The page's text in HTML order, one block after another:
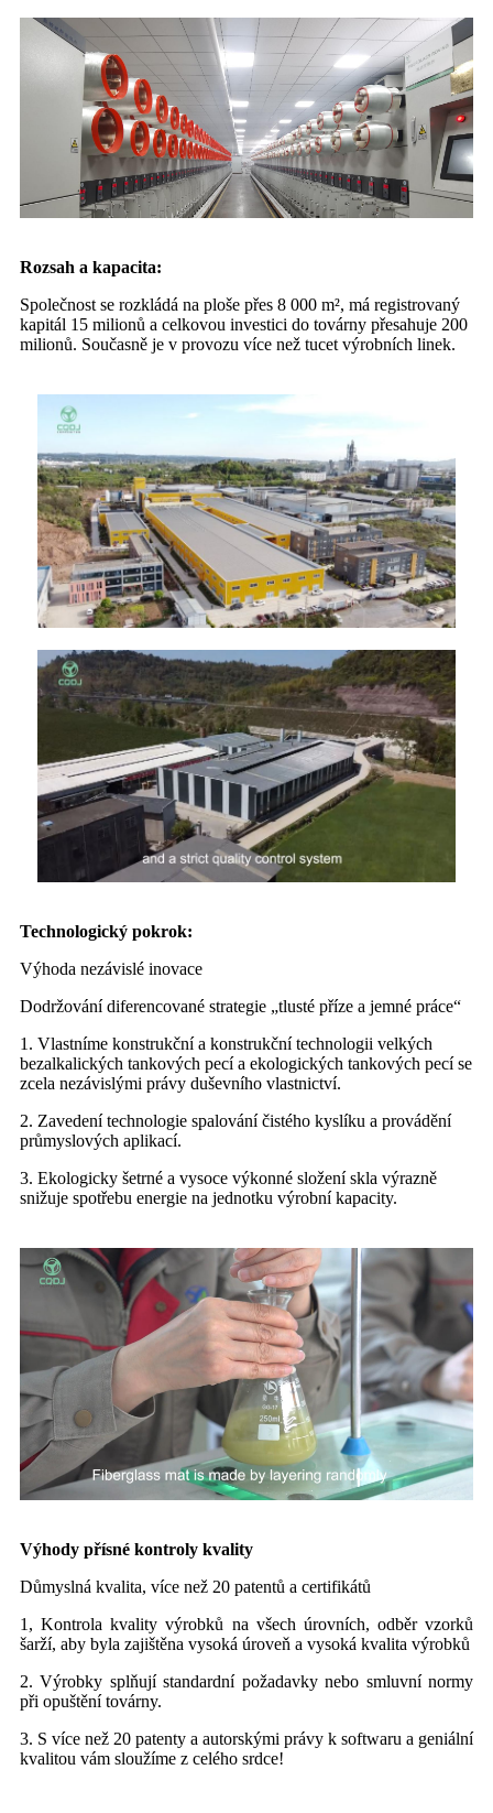
Rozsah a kapacita:
Společnost se rozkládá na ploše přes 8 000 m², má registrovaný
kapitál 15 milionů a celkovou investici do továrny přesahuje 200
milionů. Současně je v provozu více než tucet výrobních linek.
Technologický pokrok:
Výhoda nezávislé inovace
Dodržování diferencované strategie „tlusté příze a jemné práce“
1. Vlastníme konstrukční a konstrukční technologii velkých
bezalkalických tankových pecí a ekologických tankových pecí se
zcela nezávislými právy duševního vlastnictví.
2. Zavedení technologie spalování čistého kyslíku a provádění
průmyslových aplikací.
3. Ekologicky šetrné a vysoce výkonné složení skla výrazně
snižuje spotřebu energie na jednotku výrobní kapacity.
Výhody přísné kontroly kvality
Důmyslná kvalita, více než 20 patentů a certifikátů
1, Kontrola kvality výrobků na všech úrovních, odběr vzorků
šarží, aby byla zajištěna vysoká úroveň a vysoká kvalita výrobků
2. Výrobky splňují standardní požadavky nebo smluvní normy
při opuštění továrny.
3. S více než 20 patenty a autorskými právy k softwaru a geniální
kvalitou vám sloužíme z celého srdce!